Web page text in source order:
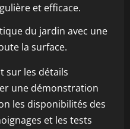
et efficace.
du jardin avec une
la surface.
sur les détails
une démonstration
les disponibilités des
et les tests